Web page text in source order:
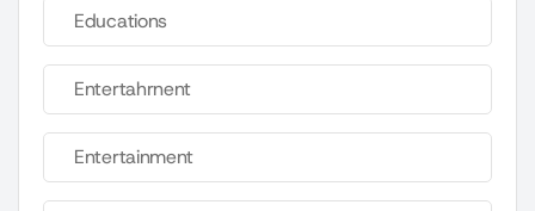
Educations
Entertahrnent
Entertainment